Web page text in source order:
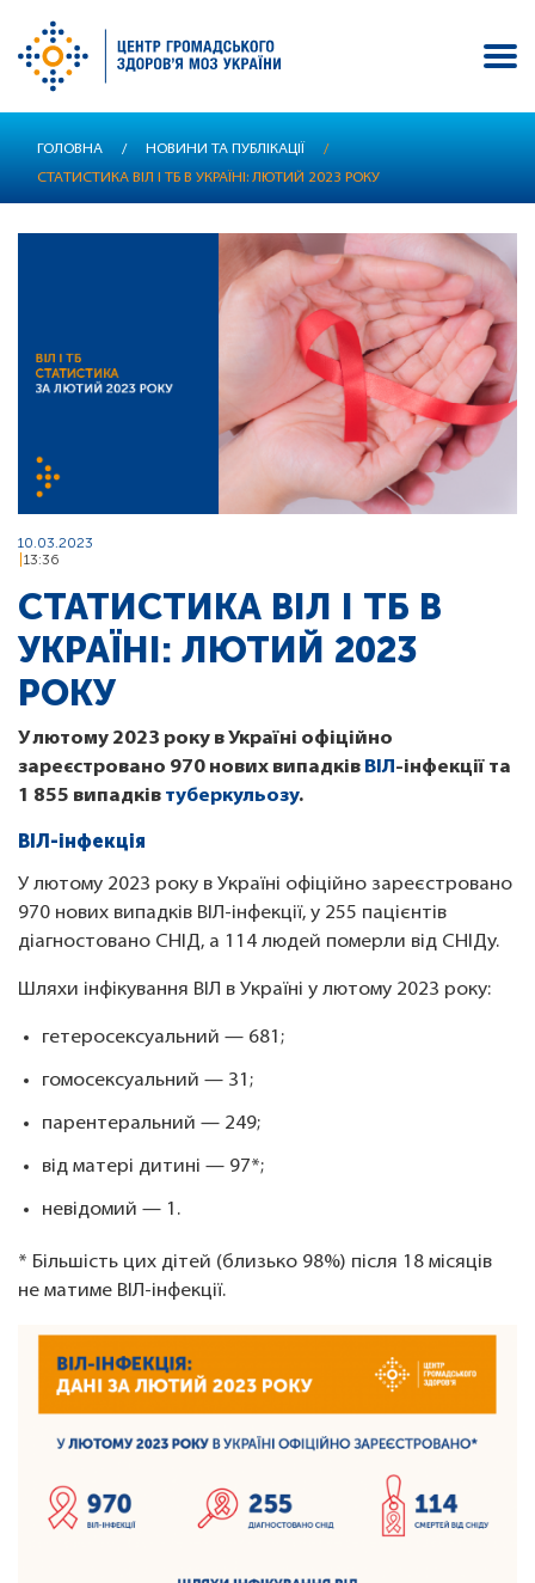
основного
ГОЛОВНА / НОВИНИ ТА ПУБЛІКАЦІЇ
/
СТАТИСТИКА ВІЛ І ТБ В УКРАЇНІ: ЛЮТИЙ 2023 РОКУ
10.03.2023
13:36
СТАТИСТИКА ВІЛ І ТБ В
УКРАЇНІ: ЛЮТИЙ 2023
РОКУ
У лютому 2023 року в Україні офіційно
зареєстровано 970 нових випадків ВІЛ-інфекції та
1 855 випадків туберкульозу.
ВІЛ-інфекція
У лютому 2023 року в Україні офіційно зареєстровано
970 нових випадків ВІЛ-інфекції, у 255 пацієнтів
діагностовано СНІД, а 114 людей померли від СНІДу.
Шляхи інфікування ВІЛ в Україні у лютому 2023 року:
гетеросексуальний — 681;
гомосексуальний — 31;
парентеральний — 249;
від матері дитині — 97*;
невідомий — 1.
* Більшість цих дітей (близько 98%) після 18 місяців
не матиме ВІЛ-інфекції.